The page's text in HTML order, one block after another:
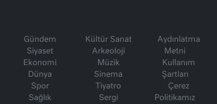
Gündem
Siyaset
Ekonomi
Dünya
Spor
Sağlık
Kültür Sanat
Arkeoloji
Müzik
Sinema
Tiyatro
Sergi
Aydınlatma
Metni
Kullanım
Şartları
Çerez
Politikamız